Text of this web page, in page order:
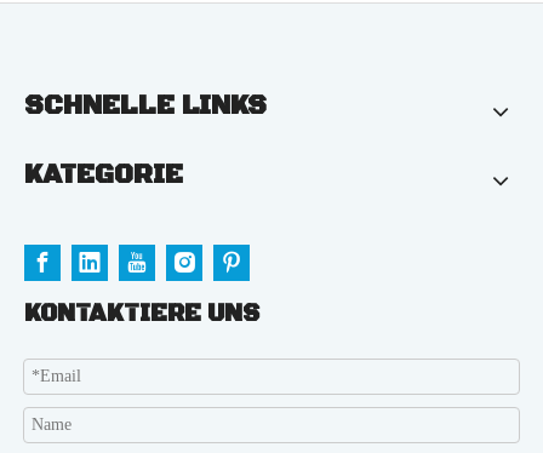
SCHNELLE LINKS
KATEGORIE
KONTAKTIERE UNS